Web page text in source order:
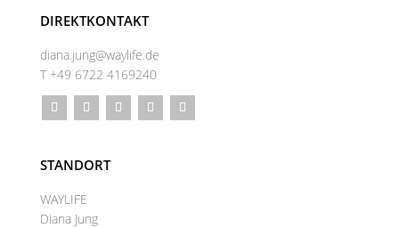
DIREKTKONTAKT
diana.jung@waylife.de
T +49 6722 4169240
STANDORT
WAYLIFE
Diana Jung